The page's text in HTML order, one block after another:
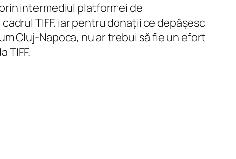
intermediul platformei de
TIFF, iar pentru donații ce depășesc
Cluj-Napoca, nu ar trebui să fie un efort
TIFF.